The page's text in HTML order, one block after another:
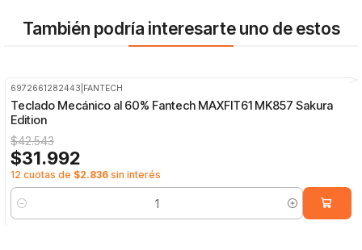
También podría interesarte uno de estos
6972661282443 FANTECH
Teclado Mecánico al 60% Fantech MAXFIT61 MK857 Sakura
Edition
$42.543
$31.992
12 cuotas de $2.836 sin interés
Cantidad